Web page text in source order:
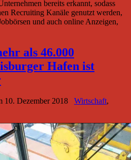
bereits erkannt, sodass
Recruiting Kanäle genutzt werden,
und auch online Anzeigen,
als 46.000
Hafen ist
10. Dezember 2018 Wirtschaft,